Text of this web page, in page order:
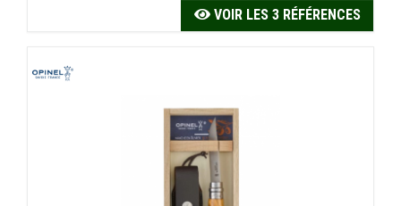
VOIR LES 3 RÉFÉRENCES